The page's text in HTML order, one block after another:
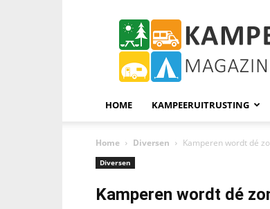
HOME KAMPEERUITRUSTING
Home Diversen Kamperen wordt dé
Diversen
Kamperen wordt dé